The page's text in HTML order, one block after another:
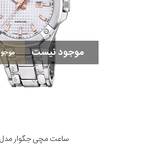
موجود نیست
ساعت مچی جگوار مدل J1009/1